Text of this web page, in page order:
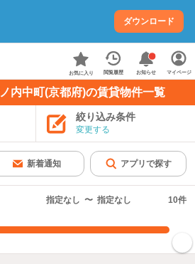
ダウンロード
お気に入り 閲覧履歴 お知らせ マイページ
内中町(京都府)の賃貸物件一覧
絞り込み条件
変更する
新着通知 アプリで探す
指定なし 〜 指定なし 10件